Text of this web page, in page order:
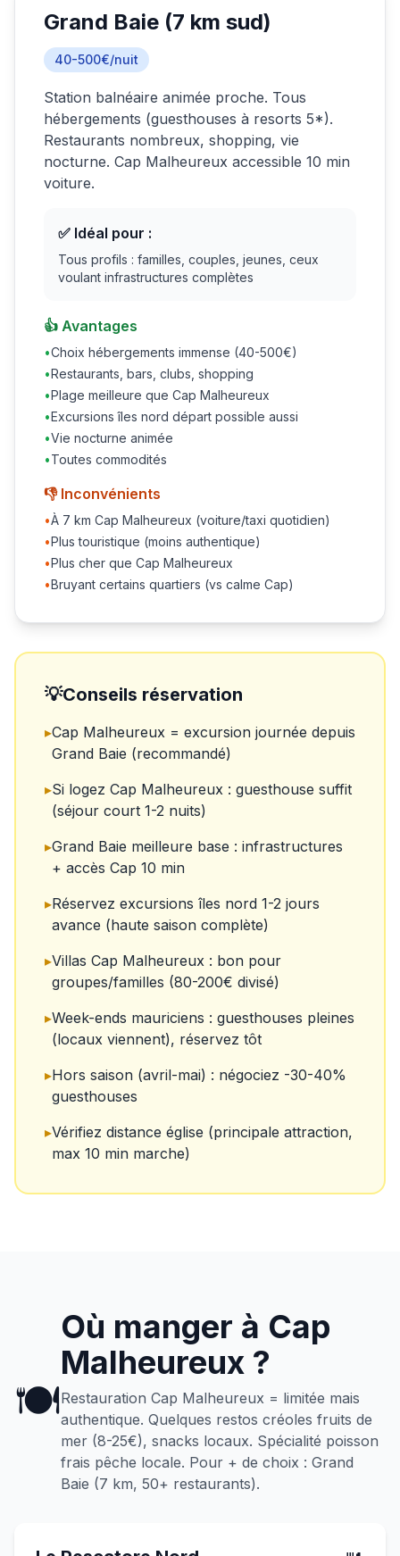
Grand Baie (7 km sud)
40-500€/nuit
Station balnéaire animée proche. Tous
hébergements (guesthouses à resorts 5*).
Restaurants nombreux, shopping, vie
nocturne. Cap Malheureux accessible 10 min
voiture.
✅ Idéal pour :
Tous profils : familles, couples, jeunes, ceux
voulant infrastructures complètes
👍 Avantages
•Choix hébergements immense (40-500€)
•Restaurants, bars, clubs, shopping
•Plage meilleure que Cap Malheureux
•Excursions îles nord départ possible aussi
•Vie nocturne animée
•Toutes commodités
👎 Inconvénients
•À 7 km Cap Malheureux (voiture/taxi quotidien)
•Plus touristique (moins authentique)
•Plus cher que Cap Malheureux
•Bruyant certains quartiers (vs calme Cap)
💡Conseils réservation
▸Cap Malheureux = excursion journée depuis
Grand Baie (recommandé)
▸Si logez Cap Malheureux : guesthouse suffit
(séjour court 1-2 nuits)
▸Grand Baie meilleure base : infrastructures
+ accès Cap 10 min
▸Réservez excursions îles nord 1-2 jours
avance (haute saison complète)
▸Villas Cap Malheureux : bon pour
groupes/familles (80-200€ divisé)
▸Week-ends mauriciens : guesthouses pleines
(locaux viennent), réservez tôt
▸Hors saison (avril-mai) : négociez -30-40%
guesthouses
▸Vérifiez distance église (principale attraction,
max 10 min marche)
🍽️
Où manger à Cap
Malheureux ?
Restauration Cap Malheureux = limitée mais
authentique. Quelques restos créoles fruits de
mer (8-25€), snacks locaux. Spécialité poisson
frais pêche locale. Pour + de choix : Grand
Baie (7 km, 50+ restaurants).